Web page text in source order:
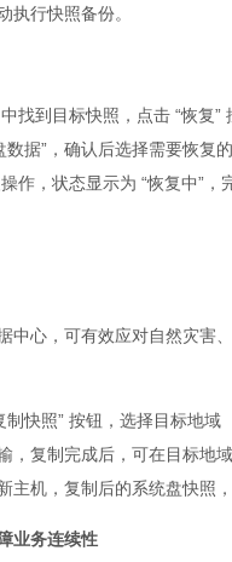
执行快照备份。
找到目标快照，点击 “恢复”
据”，确认后选择需要恢复
作，状态显示为 “恢复中”
中心，可有效应对自然灾害
快照” 按钮，选择目标地域
，复制完成后，可在目标地
主机，复制后的系统盘快照
业务连续性